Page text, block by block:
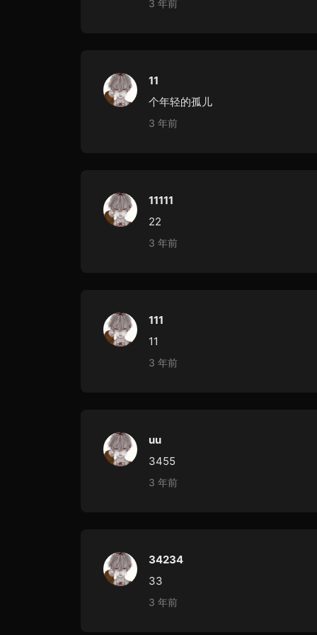
3 年前
11
个年轻的孤儿
3 年前
11111
22
3 年前
111
11
3 年前
uu
3455
3 年前
34234
33
3 年前